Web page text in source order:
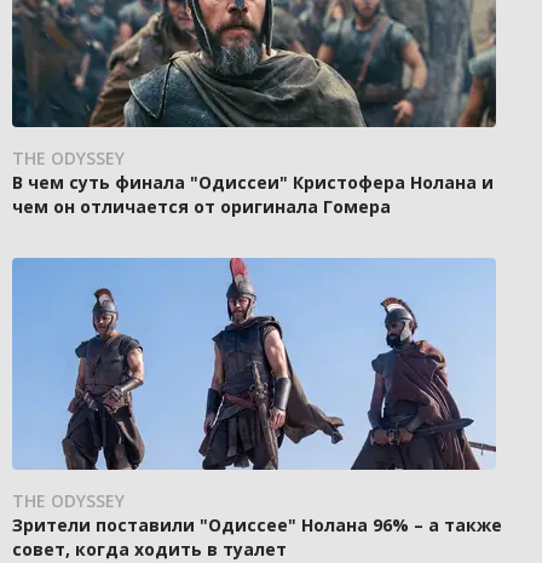
THE ODYSSEY
В чем суть финала "Одиссеи" Кристофера Нолана и
чем он отличается от оригинала Гомера
THE ODYSSEY
Зрители поставили "Одиссее" Нолана 96% – а также
совет, когда ходить в туалет